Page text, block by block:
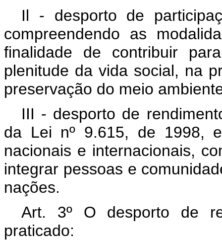
Il - desporto de
compreendendo as
finalidade de contribuir
plenitude da vida social, na
preservação do meio
III - desporto de
da Lei nº 9.615, de 1998,
nacionais e internacionais,
integrar pessoas e
nações.
Art. 3º O desporto de
praticado: